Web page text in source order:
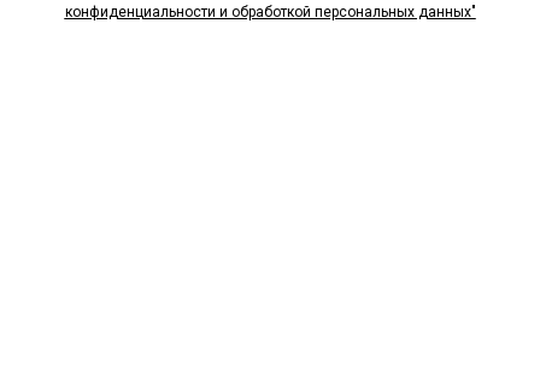
конфиденциальности и обработкой персональных данных"